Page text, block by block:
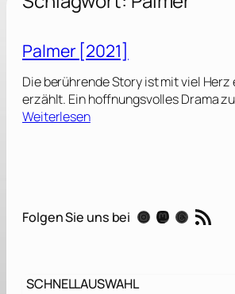
Palmer [2021]
Die berührende Story ist mit viel
erzählt. Ein hoffnungsvolles Drama
Weiterlesen:
r
2
Folgen Sie uns bei Instagram Mastodon Threads RSS-Feed
SCHNELLAUSWAHL